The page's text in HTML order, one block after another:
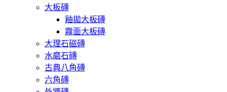
大板磚
釉拋大板磚
霧面大板磚
大理石磁磚
水磨石磚
古典八角磚
六角磚